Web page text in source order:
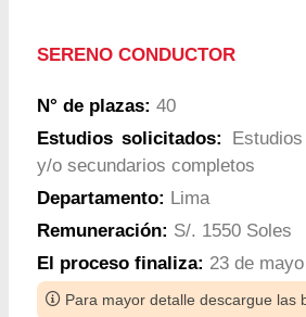
SERENO CONDUCTOR
N° de plazas: 40
Estudios solicitados:
y/o secundarios completos
Departamento: Lima
Remuneración: S/. 1550 Soles
El proceso finaliza: 23 de
Para mayor detalle descargue las